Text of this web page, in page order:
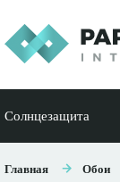
Солнцезащита
Главная Обои